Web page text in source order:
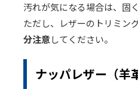
汚れが気になる場合は、固
ただし、レザーのトリミン
分注意してください。
ナッパレザー（羊